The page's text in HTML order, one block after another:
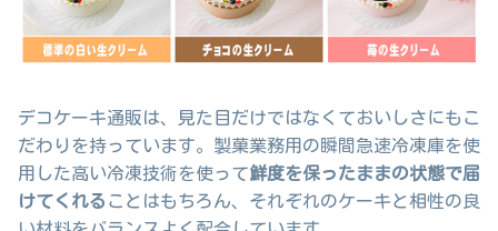
デコケーキ通販は、見た目だけではなくておいしさにもこ
だわりを持っています。製菓業務用の瞬間急速冷凍庫を使
用した高い冷凍技術を使って鮮度を保ったままの状態で届
けてくれる ことはもちろん、それぞれのケーキと相性の良